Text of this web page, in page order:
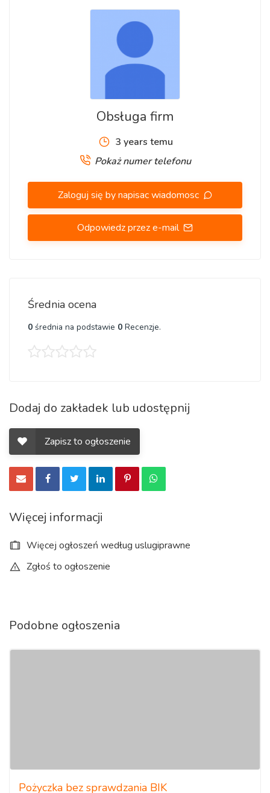
Telefonkomórkowy 736 841 844
Telefonstacjonarny: 12 376 72 41, 22 3781227
Obsługa firm
3 years temu
Pokaż numer telefonu
Zaloguj się by napisac wiadomosc
Odpowiedz przez e-mail
Średnia ocena
0 średnia na podstawie 0 Recenzje.
Dodaj do zakładek lub udostępnij
Zapisz to ogłoszenie
Więcej informacji
Więcej ogłoszeń według uslugiprawne
Zgłoś to ogłoszenie
Podobne ogłoszenia
Pożyczka bez sprawdzania BIK